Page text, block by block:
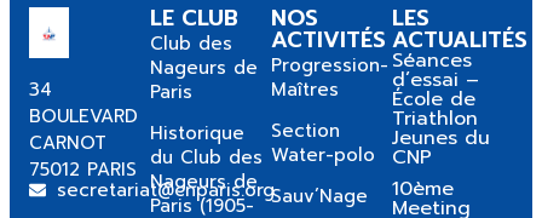
34
BOULEVARD
CARNOT
75012 PARIS
secretariat@cnparis.org
LE CLUB
Club des
Nageurs de
Paris
Historique
du Club des
Nageurs de
Paris (1905-
NOS
ACTIVITÉS
Progression-
Maîtres
Section
Water-polo
Sauv’Nage
LES
ACTUALITÉS
Séances
d’essai –
École de
Triathlon
Jeunes du
CNP
10ème
Meeting